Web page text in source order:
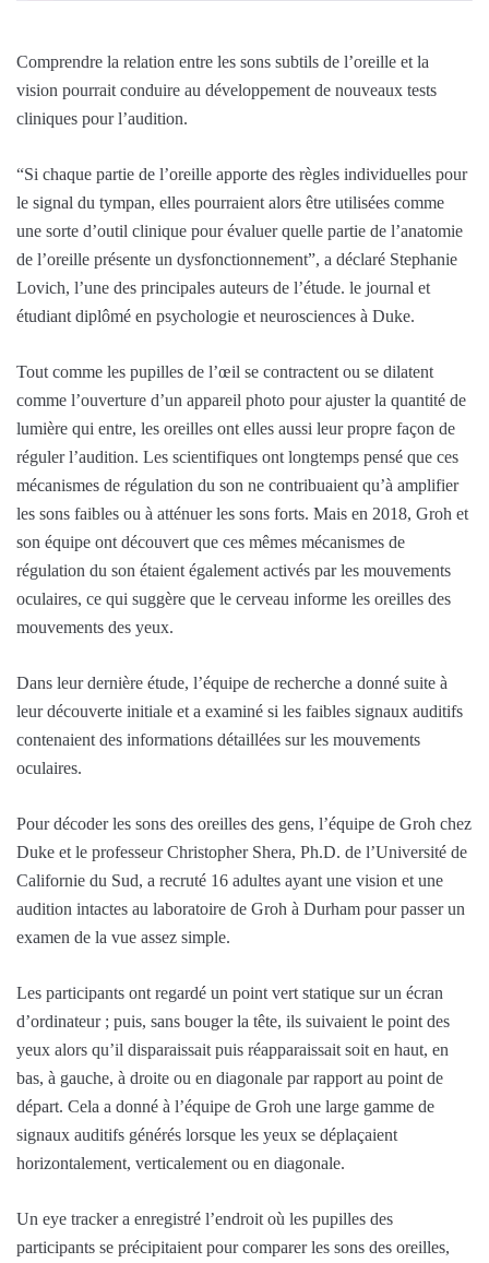
Comprendre la relation entre les sons subtils de l’oreille et la
vision pourrait conduire au développement de nouveaux tests
cliniques pour l’audition.
“Si chaque partie de l’oreille apporte des règles individuelles pour
le signal du tympan, elles pourraient alors être utilisées comme
une sorte d’outil clinique pour évaluer quelle partie de l’anatomie
de l’oreille présente un dysfonctionnement”, a déclaré Stephanie
Lovich, l’une des principales auteurs de l’étude. le journal et
étudiant diplômé en psychologie et neurosciences à Duke.
Tout comme les pupilles de l’œil se contractent ou se dilatent
comme l’ouverture d’un appareil photo pour ajuster la quantité de
lumière qui entre, les oreilles ont elles aussi leur propre façon de
réguler l’audition. Les scientifiques ont longtemps pensé que ces
mécanismes de régulation du son ne contribuaient qu’à amplifier
les sons faibles ou à atténuer les sons forts. Mais en 2018, Groh et
son équipe ont découvert que ces mêmes mécanismes de
régulation du son étaient également activés par les mouvements
oculaires, ce qui suggère que le cerveau informe les oreilles des
mouvements des yeux.
Dans leur dernière étude, l’équipe de recherche a donné suite à
leur découverte initiale et a examiné si les faibles signaux auditifs
contenaient des informations détaillées sur les mouvements
oculaires.
Pour décoder les sons des oreilles des gens, l’équipe de Groh chez
Duke et le professeur Christopher Shera, Ph.D. de l’Université de
Californie du Sud, a recruté 16 adultes ayant une vision et une
audition intactes au laboratoire de Groh à Durham pour passer un
examen de la vue assez simple.
Les participants ont regardé un point vert statique sur un écran
d’ordinateur ; puis, sans bouger la tête, ils suivaient le point des
yeux alors qu’il disparaissait puis réapparaissait soit en haut, en
bas, à gauche, à droite ou en diagonale par rapport au point de
départ. Cela a donné à l’équipe de Groh une large gamme de
signaux auditifs générés lorsque les yeux se déplaçaient
horizontalement, verticalement ou en diagonale.
Un eye tracker a enregistré l’endroit où les pupilles des
participants se précipitaient pour comparer les sons des oreilles,